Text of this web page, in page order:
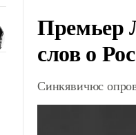
Премьер
слов о
Синкявичюс